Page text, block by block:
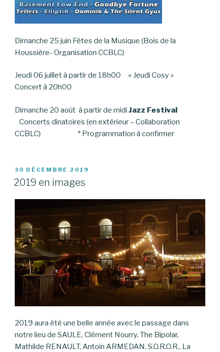
Dimanche 25 juin Fêtes de la Musique (Bois de la
Houssière- Organisation CCBLC)
Jeudi 06 juillet à partir de 18h00 « Jeudi Cosy »
Concert à 20h00
Dimanche 20 août à partir de midi Jazz Festival
Concerts dinatoires (en extérieur – Collaboration
CCBLC) * Programmation à confirmer
PUBLIÉ
LE
30 DÉCEMBRE 2019
2019 en images
2019 aura été une belle année avec le passage dans
notre lieu de SAULE, Clément Nourry, The Bipolar,
Mathilde RENAULT, Antoin ARMEDAN, S.O.R.O.R., La